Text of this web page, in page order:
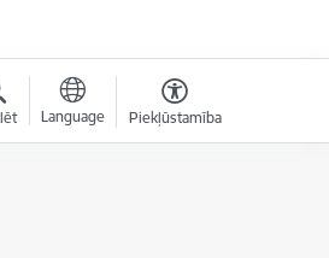
Language Piekļūstamība